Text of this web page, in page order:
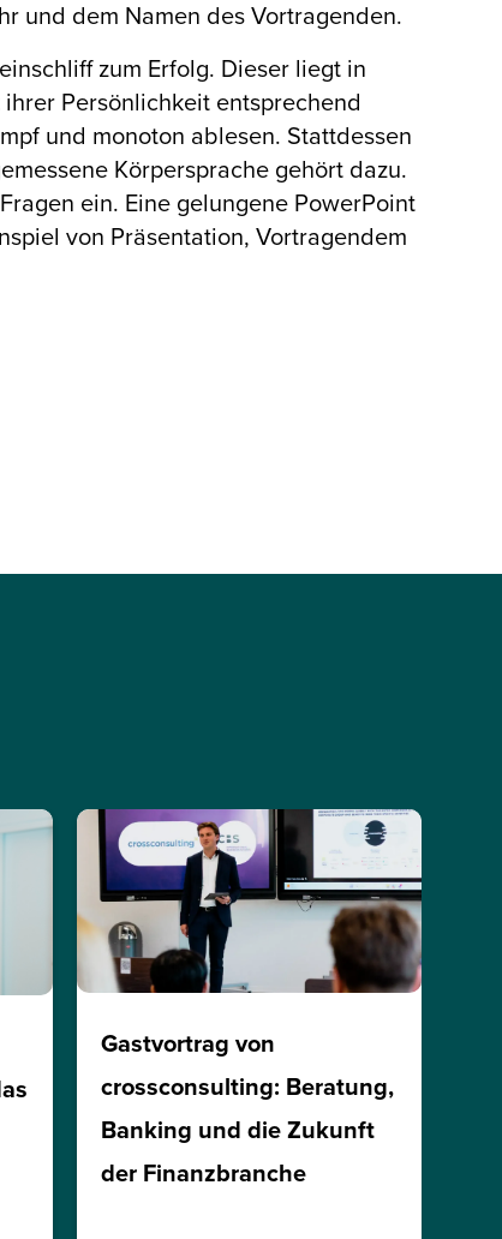
und dem Namen des Vortragenden.
zum Erfolg. Dieser liegt in
Persönlichkeit entsprechend
und monoton ablesen. Stattdessen
Körpersprache gehört dazu.
ein. Eine gelungene PowerPoint
von Präsentation, Vortragendem
Gastvortrag von
crossconsulting: Beratung,
Banking und die Zukunft
der Finanzbranche